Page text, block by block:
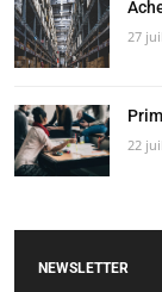
27
22
NEWSLETTER